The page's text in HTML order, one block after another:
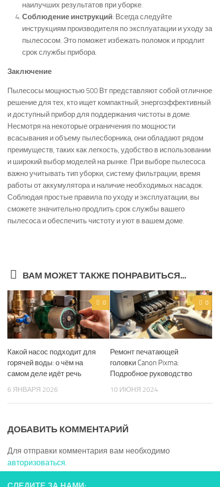
наилучших результатов при уборке.
Соблюдение инструкций: Всегда следуйте
инструкциям производителя по эксплуатации и уходу за
пылесосом. Это поможет избежать поломок и продлит
срок службы прибора.
Заключение
Пылесосы мощностью 500 Вт представляют собой отличное
решение для тех, кто ищет компактный, энергоэффективный
и доступный прибор для поддержания чистоты в доме.
Несмотря на некоторые ограничения по мощности
всасывания и объему пылесборника, они обладают рядом
преимуществ, таких как легкость, удобство в использовании
и широкий выбор моделей на рынке. При выборе пылесоса
важно учитывать тип уборки, систему фильтрации, время
работы от аккумулятора и наличие необходимых насадок.
Соблюдая простые правила по уходу и эксплуатации, вы
сможете значительно продлить срок службы вашего
пылесоса и обеспечить чистоту и уют в вашем доме.
ВАМ МОЖЕТ ТАКЖЕ ПОНРАВИТЬСЯ...
0
Какой насос подходит для
горячей воды: о чём на
самом деле идёт речь
6 ЯНВАРЯ 2026
0
Ремонт печатающей
головки Canon Pixma:
Подробное руководство
10 ИЮНЯ 2024
ДОБАВИТЬ КОММЕНТАРИЙ
Для отправки комментария вам необходимо
авторизоваться.